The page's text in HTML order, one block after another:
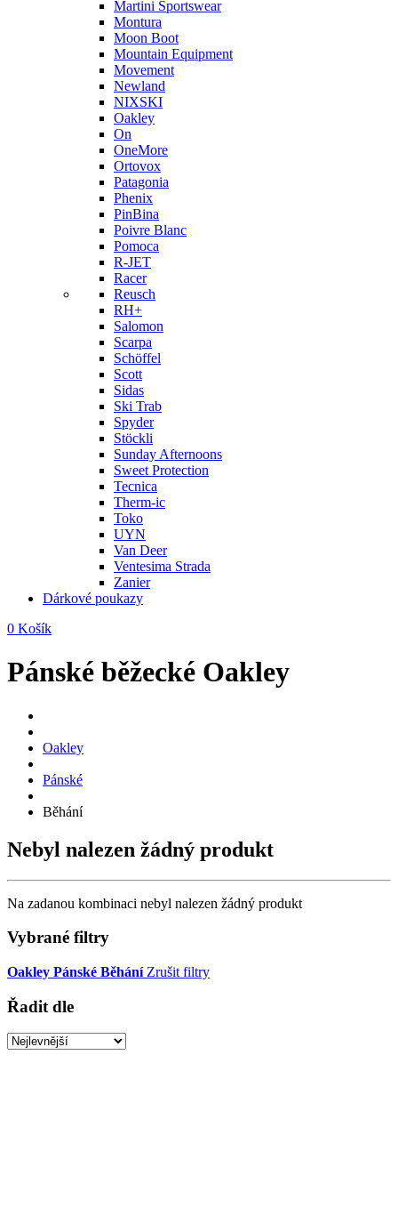
Martini Sportswear
Montura
Moon Boot
Mountain Equipment
Movement
Newland
NIXSKI
Oakley
On
OneMore
Ortovox
Patagonia
Phenix
PinBina
Poivre Blanc
Pomoca
R-JET
Racer
Reusch
RH+
Salomon
Scarpa
Schöffel
Scott
Sidas
Ski Trab
Spyder
Stöckli
Sunday Afternoons
Sweet Protection
Tecnica
Therm-ic
Toko
UYN
Van Deer
Ventesima Strada
Zanier
Dárkové poukazy
0 Košík
Pánské běžecké Oakley
Oakley
Pánské
Běhání
Nebyl nalezen žádný produkt
Na zadanou kombinaci nebyl nalezen žádný produkt
Vybrané filtry
Oakley Pánské Běhání Zrušit filtry
Řadit dle